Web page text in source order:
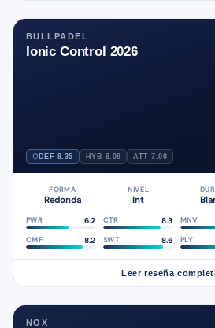
BULLPADEL
Ionic Control 2026
DEF 8.35 HYB 8.08 ATT 7.00
FORMA
Redonda
NIVEL
Int
PWR 6.2 CTR 8.3 MNV
CMF 8.2 SWT 8.6 PLY
Leer reseña
NOX